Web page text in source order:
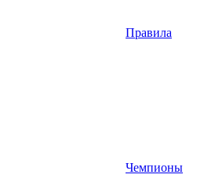
Правила
Чемпионы